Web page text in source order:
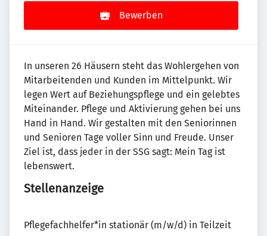
Bewerben
In unseren 26 Häusern steht das Wohlergehen von
Mitarbeitenden und Kunden im Mittelpunkt. Wir
legen Wert auf Beziehungspflege und ein gelebtes
Miteinander. Pflege und Aktivierung gehen bei uns
Hand in Hand. Wir gestalten mit den Seniorinnen
und Senioren Tage voller Sinn und Freude. Unser
Ziel ist, dass jeder in der SSG sagt: Mein Tag ist
lebenswert.
Stellenanzeige
Pflegefachhelfer*in stationär (m/w/d) in Teilzeit